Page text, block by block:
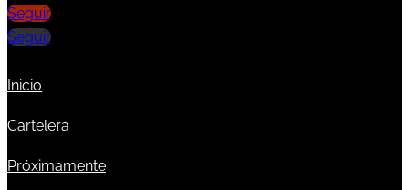
Seguir
Seguir
Inicio
Cartelera
Próximamente